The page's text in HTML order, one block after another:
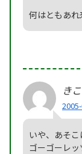
何はともあれ
きこ
いや、あそ
ゴーゴーレ